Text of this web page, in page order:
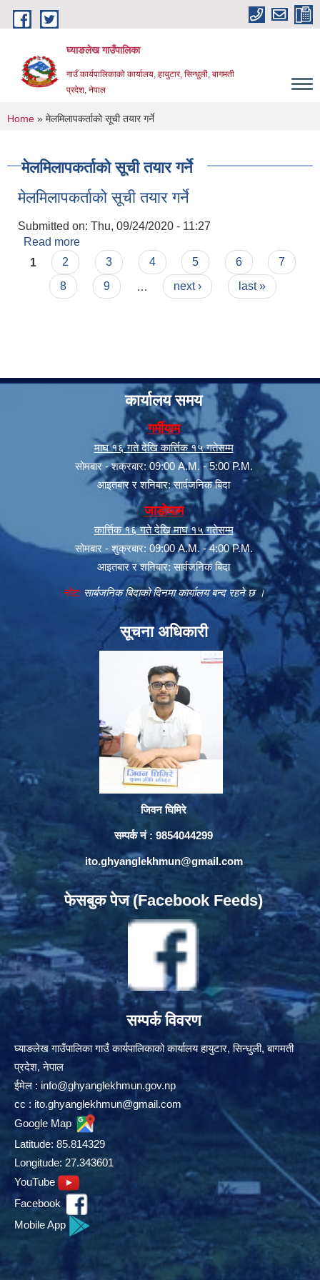
Skip to main content
घ्याङलेख गाउँपालिका
गाउँ कार्यपालिकाको कार्यालय, हायुटार, सिन्धुली, बागमती
प्रदेश, नेपाल
You are here
Home » मेलमिलापकर्ताको सूची तयार गर्ने
मेलमिलापकर्ताको सूची तयार गर्ने
मेलमिलापकर्ताको सूची तयार गर्ने
Submitted on: Thu, 09/24/2020 - 11:27
Read more
Pages
1 2 3 4 5 6
7
8
9 next › last »
कार्यालय समय
गर्मीयाम
माघ १६ गते देखि कार्त्तिक १५ गतेसम्म
सोमबार - शक्रबार: 09:00 A.M. - 5:00 P.M.
आइतबार र शनिबार: सार्वजनिक बिदा
जाडोयाम
कार्त्तिक १६ गते देखि माघ १५ गतेसम्म
सोमबार - शुक्रबार: 09:00 A.M. - 4:00 P.M.
आइतबार र शनिबार: सार्वजनिक बिदा
नोट:सार्बजनिक बिदाको दिनमा कार्यालय बन्द रहने छ ।
सूचना अधिकारी
जिवन घिमिरे
सम्पर्क नं : 9854044299
ito.ghyanglekhmun@gmail.com
फेसबुक पेज (Facebook Feeds)
सम्पर्क विवरण
घ्याङलेख गाउँपालिका गाउँ कार्यपालिकाको कार्यालय हायुटार, सिन्धुली, बागमती
प्रदेश, नेपाल
ईमेल : info@ghyanglekhmun.gov.np
cc : ito.ghyanglekhmun@gmail.com
Google Map
Latitude: 85.814329
Longitude: 27.343601
YouTube
Facebook
Mobile App